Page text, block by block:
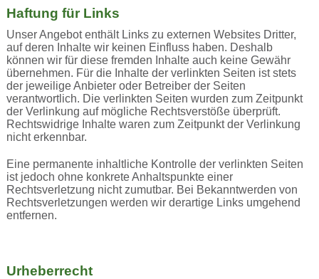
Haftung für Links
Unser Angebot enthält Links zu externen Websites Dritter,
auf deren Inhalte wir keinen Einfluss haben. Deshalb
können wir für diese fremden Inhalte auch keine Gewähr
übernehmen. Für die Inhalte der verlinkten Seiten ist stets
der jeweilige Anbieter oder Betreiber der Seiten
verantwortlich. Die verlinkten Seiten wurden zum Zeitpunkt
der Verlinkung auf mögliche Rechtsverstöße überprüft.
Rechtswidrige Inhalte waren zum Zeitpunkt der Verlinkung
nicht erkennbar.
Eine permanente inhaltliche Kontrolle der verlinkten Seiten
ist jedoch ohne konkrete Anhaltspunkte einer
Rechtsverletzung nicht zumutbar. Bei Bekanntwerden von
Rechtsverletzungen werden wir derartige Links umgehend
entfernen.
Urheberrecht